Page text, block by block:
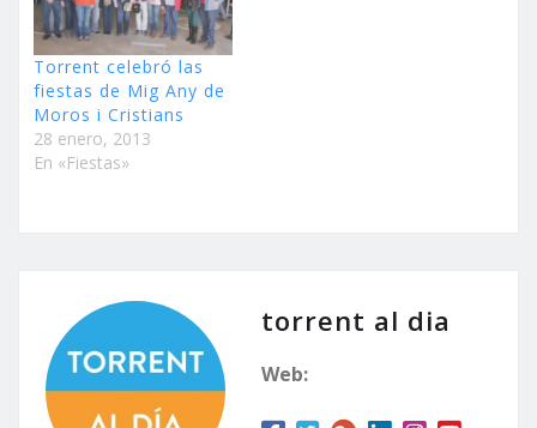
Torrent celebró las
fiestas de Mig Any de
Moros i Cristians
28 enero, 2013
En «Fiestas»
torrent al dia
Web: